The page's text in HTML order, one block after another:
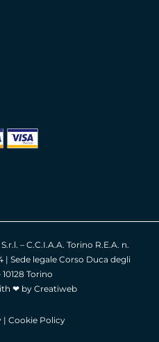
– C.C.I.A.A. Torino R.E.A. n.
| Sede legale Corso Duca degli
Torino
❤︎ byCreatiweb
| Cookie Policy